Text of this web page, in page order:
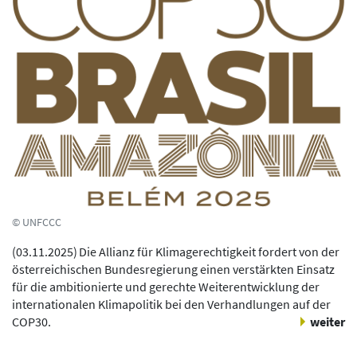
© UNFCCC
(03.11.2025) Die Allianz für Klimagerechtigkeit fordert von der
österreichischen Bundesregierung einen verstärkten Einsatz
für die ambitionierte und gerechte Weiterentwicklung der
internationalen Klimapolitik bei den Verhandlungen auf der
COP30.
weiter